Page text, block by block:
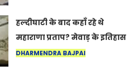
हल्दीघाटी के बाद कहाँ रहे थे
महाराणा प्रताप? मेवाड़ के इतिहास
का वह अनकहा अध्याय जो आज भी
DHARMENDRA BAJPAI